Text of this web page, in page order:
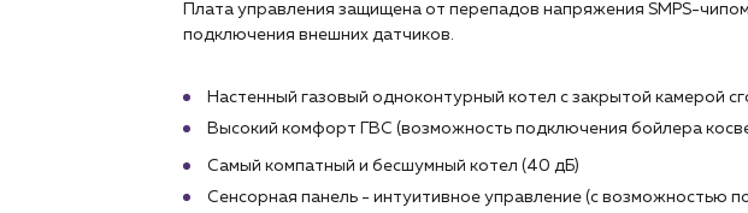
Плата управления защищена от перепадов напряжения SMPS-
подключения внешних датчиков.
Настенный газовый одноконтурный котел с закрытой камерой
Высокий комфорт ГВС (возможность подключения бойлера
Самый компатный и бесшумный котел (40 дБ)
Сенсорная панель - интуитивное управление (с возможностью